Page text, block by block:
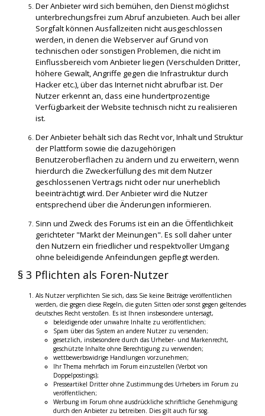
Der Anbieter wird sich bemühen, den Dienst möglichst
unterbrechungsfrei zum Abruf anzubieten. Auch bei aller
Sorgfalt können Ausfallzeiten nicht ausgeschlossen
werden, in denen die Webserver auf Grund von
technischen oder sonstigen Problemen, die nicht im
Einflussbereich vom Anbieter liegen (Verschulden Dritter,
höhere Gewalt, Angriffe gegen die Infrastruktur durch
Hacker etc.), über das Internet nicht abrufbar ist. Der
Nutzer erkennt an, dass eine hundertprozentige
Verfügbarkeit der Website technisch nicht zu realisieren
ist.
Der Anbieter behält sich das Recht vor, Inhalt und Struktur
der Plattform sowie die dazugehörigen
Benutzeroberflächen zu ändern und zu erweitern, wenn
hierdurch die Zweckerfüllung des mit dem Nutzer
geschlossenen Vertrags nicht oder nur unerheblich
beeinträchtigt wird. Der Anbieter wird die Nutzer
entsprechend über die Änderungen informieren.
Sinn und Zweck des Forums ist ein an die Öffentlichkeit
gerichteter "Markt der Meinungen". Es soll daher unter
den Nutzern ein friedlicher und respektvoller Umgang
ohne beleidigende Anfeindungen gepflegt werden.
§ 3 Pflichten als Foren-Nutzer
Als Nutzer verpflichten Sie sich, dass Sie keine Beiträge veröffentlichen
werden, die gegen diese Regeln, die guten Sitten oder sonst gegen geltendes
deutsches Recht verstoßen. Es ist Ihnen insbesondere untersagt,
beleidigende oder unwahre Inhalte zu veröffentlichen;
Spam über das System an andere Nutzer zu versenden;
gesetzlich, insbesondere durch das Urheber- und Markenrecht,
geschützte Inhalte ohne Berechtigung zu verwenden;
wettbewerbswidrige Handlungen vorzunehmen;
Ihr Thema mehrfach im Forum einzustellen (Verbot von
Doppelpostings);
Presseartikel Dritter ohne Zustimmung des Urhebers im Forum zu
veröffentlichen;
Werbung im Forum ohne ausdrückliche schriftliche Genehmigung
durch den Anbieter zu betreiben. Dies gilt auch für sog.